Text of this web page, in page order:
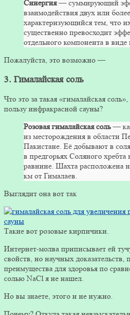
Синергия— суммирующий
взаимодействия двух или
характеризующийся тем, что
существенно превосходит
отдельного компонента в
Пожалуйста, это возможно —
3. Гималайская соль
Что это за такая «гималайская
пользу инфракрасной сауны?
Розовая гималайская соль—
из месторождения в области
Пакистане. Её добывают в
в предгорьях Соляного
равнине. Шахта расположена
км от Гималаев.
Выглядит она вот так
Такие вот розовые кирпичики.
Интернет-молва приписывает ей
свойств, но научных
преимущества для здоровья по
солью NaCl я не нашел.
Но вы знаете, этого и не нужно.